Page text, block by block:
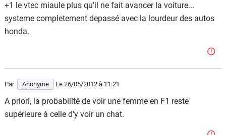
+1 le vtec miaule plus qu'il ne fait avancer la voiture...
systeme completement depassé avec la lourdeur des autos
honda.
Par Anonyme Le 26/05/2012 à 11:21
A priori, la probabilité de voir une femme en F1 reste
supérieure à celle d'y voir un chat.